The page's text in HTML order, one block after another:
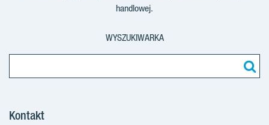
handlowej.
WYSZUKIWARKA
Kontakt